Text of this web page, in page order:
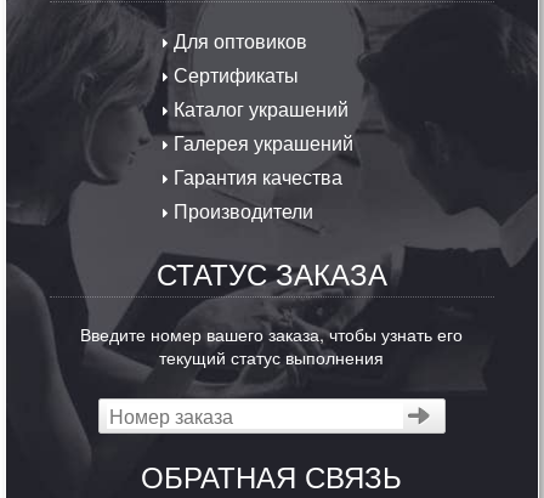
Для оптовиков
Сертификаты
Каталог украшений
Галерея украшений
Гарантия качества
Производители
СТАТУС ЗАКАЗА
Введите номер вашего заказа, чтобы узнать его
текущий статус выполнения
ОБРАТНАЯ СВЯЗЬ